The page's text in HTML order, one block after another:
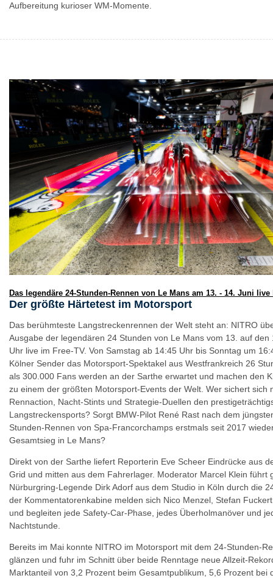
Aufbereitung kurioser WM-Momente.
Das legendäre 24-Stunden-Rennen von Le Mans am 13. - 14. Juni live
Der größte Härtetest im Motorsport
Das berühmteste Langstreckenrennen der Welt steht an: NITRO
Ausgabe der legendären 24 Stunden von Le Mans vom 13. auf den
Uhr live im Free-TV. Von Samstag ab 14:45 Uhr bis Sonntag um
Kölner Sender das Motorsport-Spektakel aus Westfrankreich 26
als 300.000 Fans werden an der Sarthe erwartet und machen den
zu einem der größten Motorsport-Events der Welt. Wer sichert sich
Rennaction, Nacht-Stints und Strategie-Duellen den
Langstreckensports? Sorgt BMW-Pilot René Rast nach dem
Stunden-Rennen von Spa-Francorchamps erstmals seit 2017
Gesamtsieg in Le Mans?
Direkt von der Sarthe liefert Reporterin Eve Scheer Eindrücke aus
Grid und mitten aus dem Fahrerlager. Moderator Marcel Klein führt
Nürburgring-Legende Dirk Adorf aus dem Studio in Köln durch die
der Kommentatorenkabine melden sich Nico Menzel, Stefan
und begleiten jede Safety-Car-Phase, jedes Überholmanöver und
Nachtstunde.
Bereits im Mai konnte NITRO im Motorsport mit dem 24-Stunden-
glänzen und fuhr im Schnitt über beide Renntage neue Allzeit-
Marktanteil von 3,2 Prozent beim Gesamtpublikum, 5,6 Prozent bei